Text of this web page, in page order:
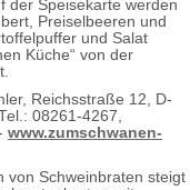
der Speisekarte werden
Preiselbeeren und
und Salat
Küche“ von der
Reichsstraße 12, D-
08261-4267,
www.zumschwanen-
von Schweinbraten steigt